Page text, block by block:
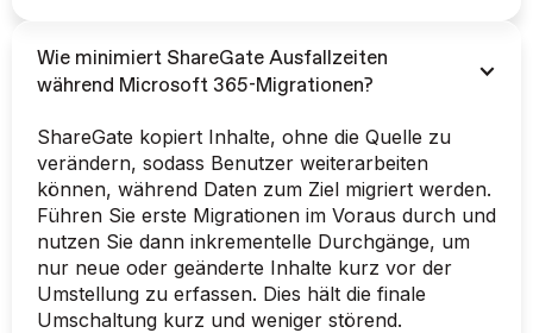
Wie minimiert ShareGate Ausfallzeiten
während Microsoft 365-Migrationen?
ShareGate kopiert Inhalte, ohne die Quelle zu
verändern, sodass Benutzer weiterarbeiten
können, während Daten zum Ziel migriert werden.
Führen Sie erste Migrationen im Voraus durch und
nutzen Sie dann inkrementelle Durchgänge, um
nur neue oder geänderte Inhalte kurz vor der
Umstellung zu erfassen. Dies hält die finale
Umschaltung kurz und weniger störend.